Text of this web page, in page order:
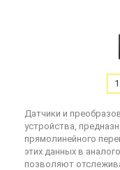
1
Датчики и
устройства,
прямолинейного
этих данных в
позволяют